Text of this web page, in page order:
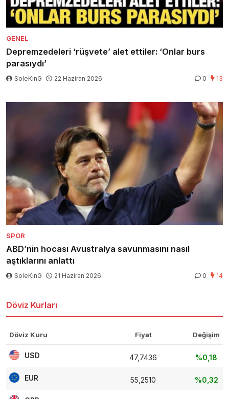
GENEL
Depremzedeleri ‘rüşvete’ alet ettiler: ‘Onlar burs
parasıydı’
SoleKinG 22 Haziran 2026 0 13
SPOR
ABD’nin hocası Avustralya savunmasını nasıl
aştıklarını anlattı
SoleKinG 21 Haziran 2026 0 14
Döviz Kurları
Döviz Kuru Fiyat Değişim
USD 47,7436 %0,18
EUR 55,2510 %0,32